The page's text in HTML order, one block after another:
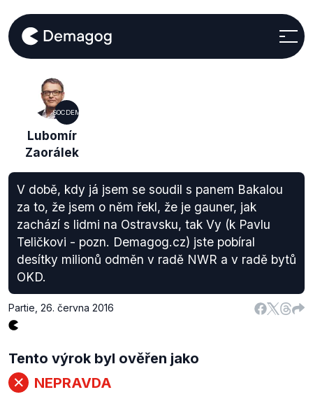
SOCDEM
Lubomír
Zaorálek
V době, kdy já jsem se soudil s panem Bakalou
za to, že jsem o něm řekl, že je gauner, jak
zachází s lidmi na Ostravsku, tak Vy (k Pavlu
Teličkovi - pozn. Demagog.cz) jste pobíral
desítky milionů odměn v radě NWR a v radě bytů
OKD.
Partie 26. června 2016
Tento výrok byl ověřen jako
NEPRAVDA